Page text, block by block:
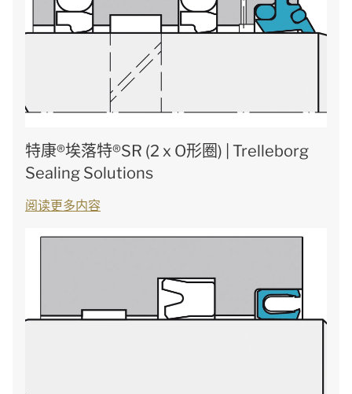
特康®埃落特®SR (2 x O形圈) | Trelleborg
Sealing Solutions
阅读更多内容